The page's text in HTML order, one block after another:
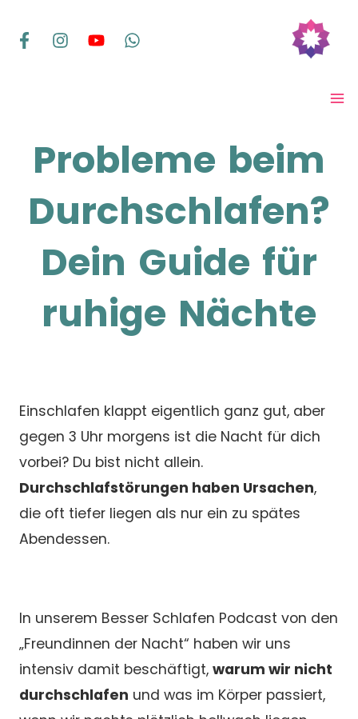
Inhalt
springen
Probleme beim
Durchschlafen?
Dein Guide für
ruhige Nächte
Einschlafen klappt eigentlich ganz gut, aber
gegen 3 Uhr morgens ist die Nacht für dich
vorbei? Du bist nicht allein.
Durchschlafstörungen haben Ursachen,
die oft tiefer liegen als nur ein zu spätes
Abendessen.
In unserem Besser Schlafen Podcast von den
„Freundinnen der Nacht“ haben wir uns
intensiv damit beschäftigt, warum wir nicht
durchschlafen und was im Körper passiert,